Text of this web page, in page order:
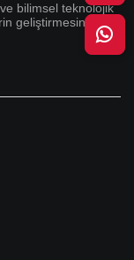
bilimsel teknolojik
geliştirmesine ve